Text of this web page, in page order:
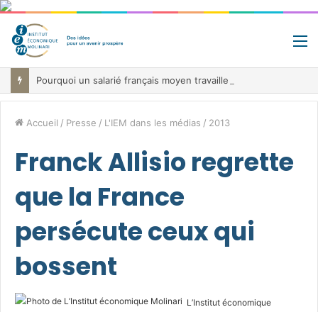
Accueil / Presse / L'IEM dans les médias / 2013
Franck Allisio regrette
que la France
persécute ceux qui
bossent
L’Institut économique